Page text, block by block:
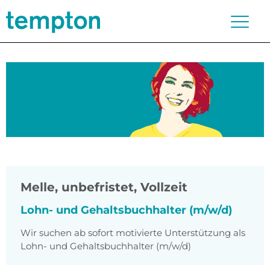
Melle, unbefristet, Vollzeit
Lohn- und Gehaltsbuchhalter (m/w/d)
Wir suchen ab sofort motivierte Unterstützung als
Lohn- und Gehaltsbuchhalter (m/w/d)